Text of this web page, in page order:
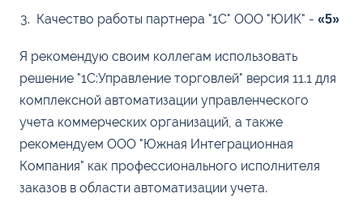
Качество работы партнера "1С" ООО "ЮИК" - «5»
Я рекомендую своим коллегам использовать
решение "1С:Управление торговлей" версия 11.1 для
комплексной автоматизации управленческого
учета коммерческих организаций, а также
рекомендуем ООО "Южная Интеграционная
Компания" как профессионального исполнителя
заказов в области автоматизации учета.